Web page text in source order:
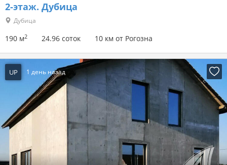
2-этаж. Дубица
Дубица
190 м2 24.96 соток 10 км от Рогозна
UP 1 день назад